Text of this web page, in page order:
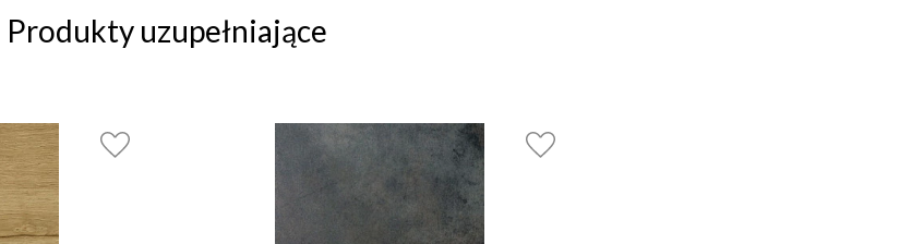
Produkty uzupełniające